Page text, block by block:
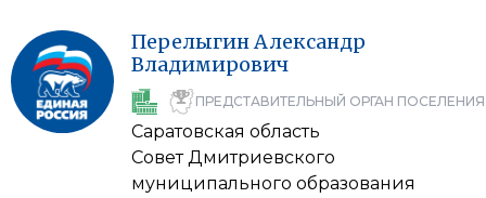
ПерелыгинАлександр
Владимирович
ПРЕДСТАВИТЕЛЬНЫЙ ОРГАН ПОСЕЛЕНИЯ
Саратовская область
Совет Дмитриевского
муниципального образования